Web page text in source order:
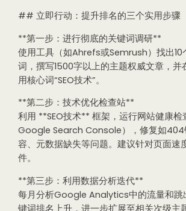
## 立即行动：提升排名的三个实用步骤
**第一步：进行彻底的关键词调研**
使用工具（如Ahrefs或Semrush）找出10
词，撰写1500字以上的主题权威文章，并
用核心词“SEO技术”。
**第二步：技术优化检查站**
利用 **SEO技术** 框架，运行网站健康检
Google Search Console），修复如404
容、元数据缺失等问题。建议针对页面速
件。
**第三步：利用数据分析迭代**
每月分析Google Analytics中的流量和跳
键词排名上升，进一步扩展至相关次级主